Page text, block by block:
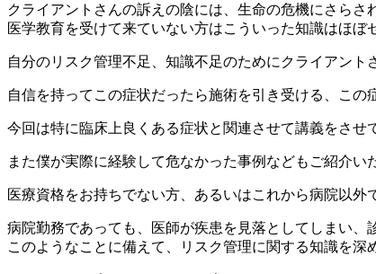
クライアントさんの訴えの陰には、生命の危機にさらさ
医学教育を受けて来ていない方はこういった知識はほぼ
自分のリスク管理不足、知識不足のためにクライアン
自信を持ってこの症状だったら施術を引き受ける、こ
今回は特に臨床上良くある症状と関連させて講義をさせ
また僕が実際に経験して危なかった事例などもご紹介い
医療資格をお持ちでない方、あるいはこれから病院以
病院勤務であっても、医師が疾患を見落としてしまい、
このようなことに備えて、リスク管理に関する知識を深